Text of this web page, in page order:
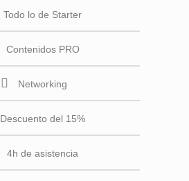
Todo lo de Starter
Contenidos PRO
Networking
Descuento del 15%
4h de asistencia